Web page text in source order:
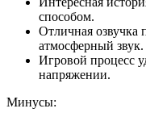
способом.
Отличная озвучка
атмосферный звук.
Игровой процесс
напряжении.
Минусы: